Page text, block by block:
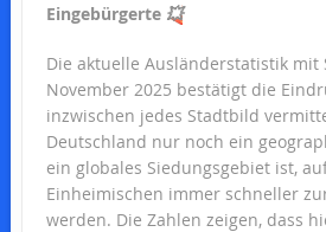
Eingebürgerte 💥
Die aktuelle Ausländerstatistik mit
November 2025 bestätigt die
inzwischen jedes Stadtbild
Deutschland nur noch ein
ein globales Siedungsgebiet ist,
Einheimischen immer schneller
werden. Die Zahlen zeigen, dass